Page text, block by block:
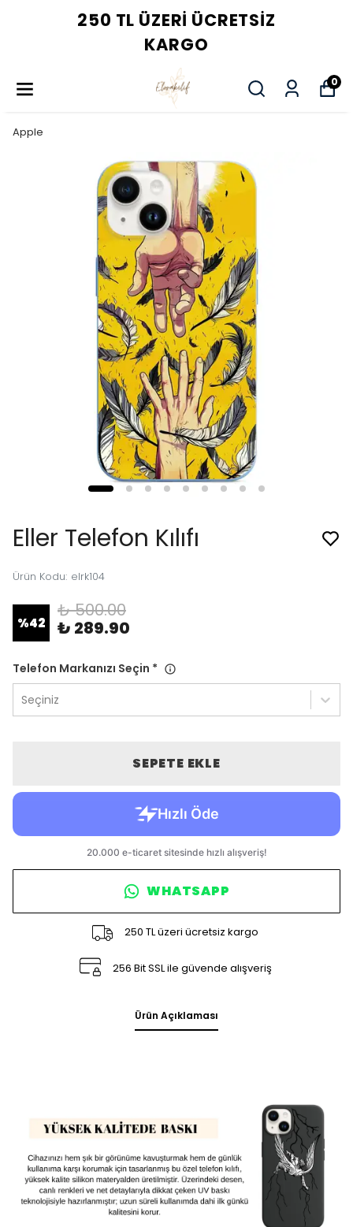
250 TL ÜZERI ÜCRETSIZ
KARGO
0
Apple
Eller Telefon Kılıfı
Ürün Kodu: elrk104
%42
₺ 500.00
₺ 289.90
Telefon Markanızı Seçin *
Seçiniz
SEPETE EKLE
WHATSAPP
250 TL üzeri ücretsiz kargo
256 Bit SSL ile güvende alışveriş
Ürün Açıklaması